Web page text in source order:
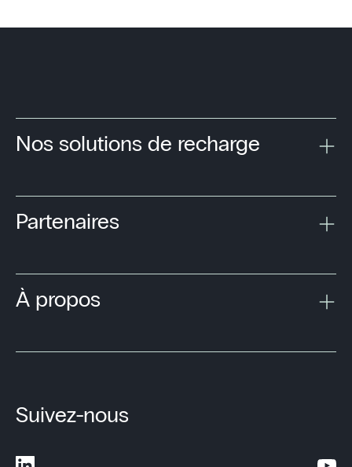
Nos solutions de recharge
Partenaires
À propos
Suivez-nous